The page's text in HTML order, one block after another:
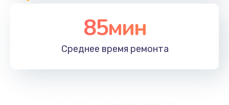
85мин
Среднее время ремонта